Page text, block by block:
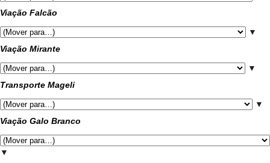
Viação Falcão
▼
Viação Mirante
▼
Transporte Mageli
▼
Viação Galo Branco
▼